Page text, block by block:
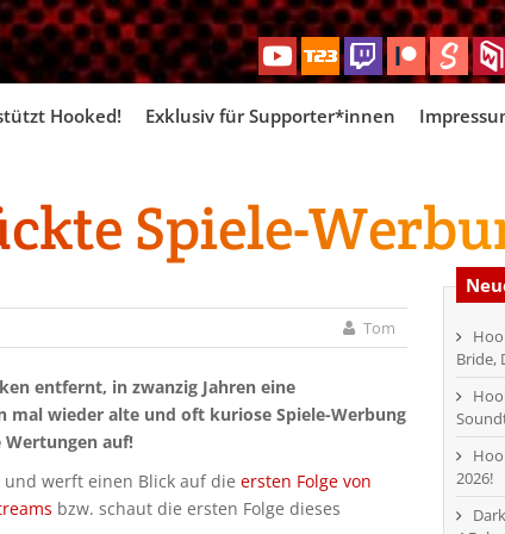
Hooked! Exklusiv für Supporter*innen
Spiele-
Tom
entfernt, in zwanzig Jahren eine
mal wieder alte und oft kuriose Spiele-Werbung
auf!
werft einen Blick auf die ersten Folge von
bzw. schaut die ersten Folge dieses
Bride,
2026!